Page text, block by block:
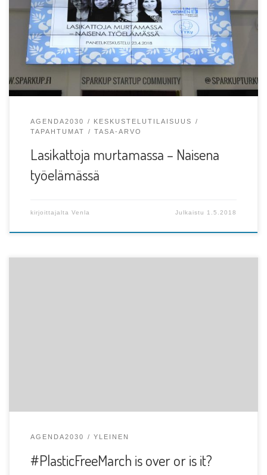
Teksti ja Kuvat: Venla R, Turun YK-Yhdistyksen
viestintävastaava Turun YK-Yhdistys järjesti 23.4.2018
yhteistyössä UN Womenin […]
AGENDA2030
KESKUSTELUTILAISUUS
TAPAHTUMAT
TASA-ARVO
Lasikattoja murtamassa – Naisena
työelämässä
kirjoittajalta Venla Julkaistu 1.5.2018
AGENDA2030 YLEINEN
#PlasticFreeMarch is over or is it?